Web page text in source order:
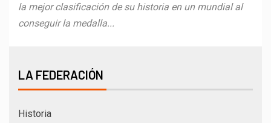
la mejor clasificación de su historia en un mundial al
conseguir la medalla...
LA FEDERACIÓN
Historia